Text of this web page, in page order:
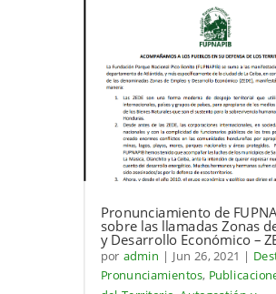
Pronunciamiento de
sobre las llamadas Zonas
y Desarrollo Económico –
por admin | Jun 26, 2021 |
Pronunciamientos,